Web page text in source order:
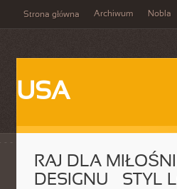
Strona główna Archiwum Nobla
USA
RAJ DLA
DESIGNU – STYL